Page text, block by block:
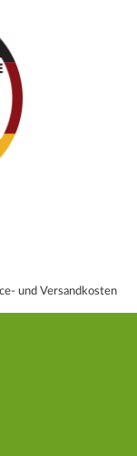
und Versandkosten